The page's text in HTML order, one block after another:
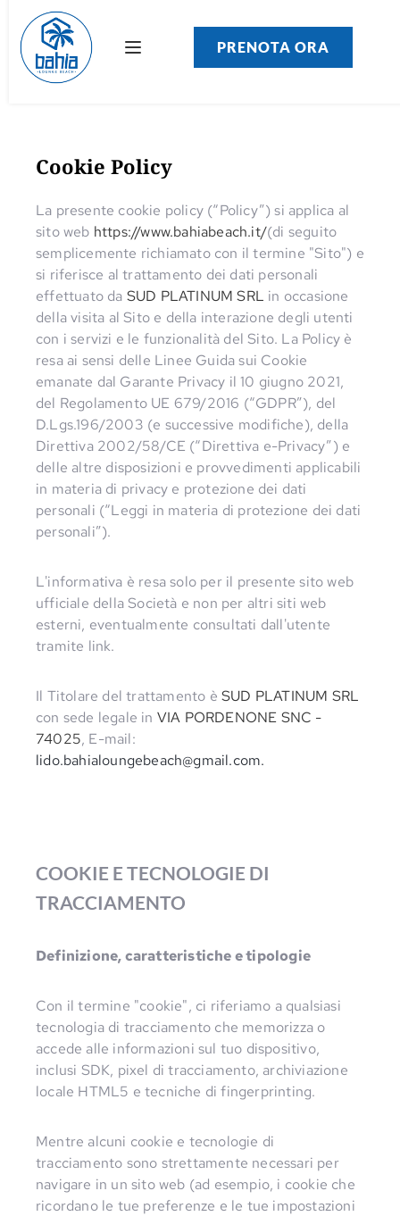
PRENOTA ORA
Cookie Policy
La presente cookie policy (“Policy”) si applica al
sito web https://www.bahiabeach.it/(di seguito
semplicemente richiamato con il termine "Sito") e
si riferisce al trattamento dei dati personali
effettuato da SUD PLATINUM SRL in occasione
della visita al Sito e della interazione degli utenti
con i servizi e le funzionalità del Sito. La Policy è
resa ai sensi delle Linee Guida sui Cookie
emanate dal Garante Privacy il 10 giugno 2021,
del Regolamento UE 679/2016 (“GDPR”), del
D.Lgs.196/2003 (e successive modifiche), della
Direttiva 2002/58/CE (“Direttiva e-Privacy”) e
delle altre disposizioni e provvedimenti applicabili
in materia di privacy e protezione dei dati
personali (“Leggi in materia di protezione dei dati
personali”).
L'informativa è resa solo per il presente sito web
ufficiale della Società e non per altri siti web
esterni, eventualmente consultati dall'utente
tramite link.
Il Titolare del trattamento è SUD PLATINUM SRL
con sede legale in VIA PORDENONE SNC -
74025, E-mail:
lido.bahialoungebeach@gmail.com.
COOKIE E TECNOLOGIE DI
TRACCIAMENTO
Definizione, caratteristiche e tipologie
Con il termine "cookie", ci riferiamo a qualsiasi
tecnologia di tracciamento che memorizza o
accede alle informazioni sul tuo dispositivo,
inclusi SDK, pixel di tracciamento, archiviazione
locale HTML5 e tecniche di fingerprinting.
Mentre alcuni cookie e tecnologie di
tracciamento sono strettamente necessari per
navigare in un sito web (ad esempio, i cookie che
ricordano le tue preferenze e le tue impostazioni